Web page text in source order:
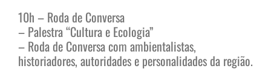
10h – Roda de Conversa
– Palestra “Cultura e Ecologia”
– Roda de Conversa com ambientalistas,
historiadores, autoridades e personalidades da região.